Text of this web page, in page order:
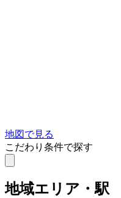
地図で見る
こだわり条件で探す
地域エリア・駅